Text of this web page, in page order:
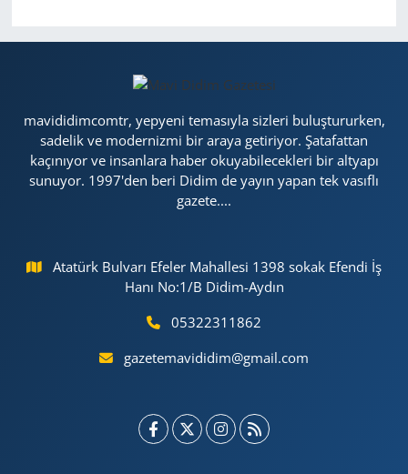
mavididimcomtr, yepyeni temasıyla sizleri buluştururken,
sadelik ve modernizmi bir araya getiriyor. Şatafattan
kaçınıyor ve insanlara haber okuyabilecekleri bir altyapı
sunuyor. 1997'den beri Didim de yayın yapan tek vasıflı
gazete....
Atatürk Bulvarı Efeler Mahallesi 1398 sokak Efendi İş
Hanı No:1/B Didim-Aydın
05322311862
gazetemavididim@gmail.com